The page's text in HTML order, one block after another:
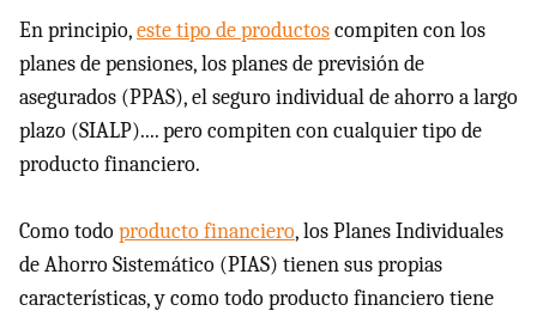
En principio,este tipo de productoscompiten con los
planes de pensiones, los planes de previsión de
asegurados (PPAS), el seguro individual de ahorro a largo
plazo (SIALP).... pero compiten con cualquier tipo de
producto financiero.
Como todoproducto financiero, los Planes Individuales
de Ahorro Sistemático (PIAS) tienen sus propias
características, y como todo producto financiero tiene